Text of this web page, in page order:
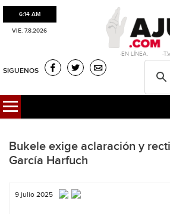
6:14 AM
VIE. 7.8.2026
·EN LÍNEA.
SIGUENOS
Bukele exige aclaración y
García Harfuch
9 julio 2025